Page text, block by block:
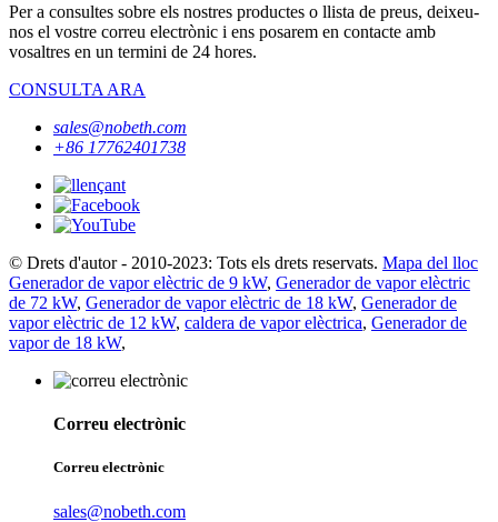
Per a consultes sobre els nostres productes o llista de preus, deixeu-
nos el vostre correu electrònic i ens posarem en contacte amb
vosaltres en un termini de 24 hores.
CONSULTA ARA
sales@nobeth.com
+86 17762401738
© Drets d'autor - 2010-2023: Tots els drets reservats. Mapa del lloc
Generador de vapor elèctric de 9 kW, Generador de vapor elèctric
de 72 kW, Generador de vapor elèctric de 18 kW, Generador de
vapor elèctric de 12 kW, caldera de vapor elèctrica, Generador de
vapor de 18 kW,
Correu electrònic
Correu electrònic
sales@nobeth.com